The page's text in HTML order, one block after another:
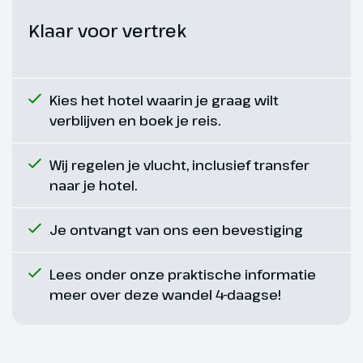
meter
Dag 6
Klaar voor vertrek
Kies het hotel waarin je graag wilt
verblijven en boek je reis.
Wij regelen je vlucht, inclusief transfer
naar je hotel.
Je ontvangt van ons een bevestiging
Lees onder onze praktische informatie
meer over deze wandel 4-daagse!